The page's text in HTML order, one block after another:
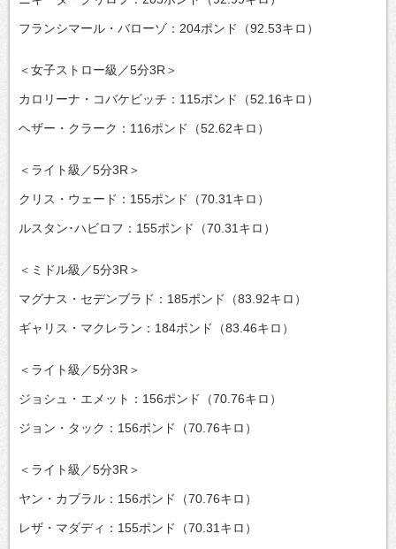
フランシマール・バローゾ：204ポンド（92.53キロ）
＜女子ストロー級／5分3R＞
カロリーナ・コバケビッチ：115ポンド（52.16キロ）
ヘザー・クラーク：116ポンド（52.62キロ）
＜ライト級／5分3R＞
クリス・ウェード：155ポンド（70.31キロ）
ルスタン･ハビロフ：155ポンド（70.31キロ）
＜ミドル級／5分3R＞
マグナス・セデンブラド：185ポンド（83.92キロ）
ギャリス・マクレラン：184ポンド（83.46キロ）
＜ライト級／5分3R＞
ジョシュ・エメット：156ポンド（70.76キロ）
ジョン・タック：156ポンド（70.76キロ）
＜ライト級／5分3R＞
ヤン・カブラル：156ポンド（70.76キロ）
レザ・マダディ：155ポンド（70.31キロ）